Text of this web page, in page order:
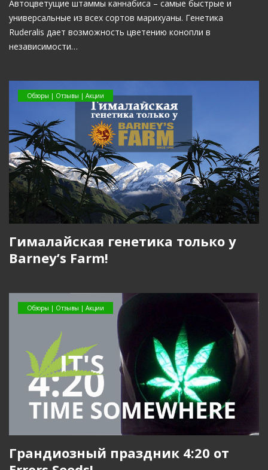
Автоцветущие штаммы каннабиса – самые быстрые и
универсальные из всех сортов марихуаны. Генетика
Ruderalis дает возможность цветению конопли в
независимости…
Обзоры | Отзывы | Акции
Гималайская генетика только у
Barney’s Farm!
Обзоры | Отзывы | Акции
Грандиозный праздник 4:20 от